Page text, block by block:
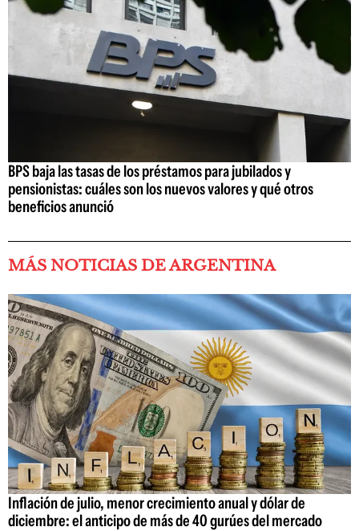
BPS baja las tasas de los préstamos para jubilados y
pensionistas: cuáles son los nuevos valores y qué otros
beneficios anunció
MÁS NOTICIAS DE ARGENTINA
Inflación de julio, menor crecimiento anual y dólar de
diciembre: el anticipo de más de 40 gurúes del mercado